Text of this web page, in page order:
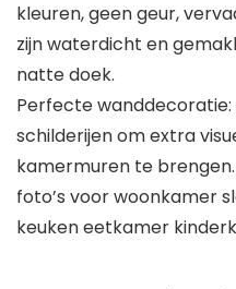
kleuren, geen geur,
zijn waterdicht en
natte doek.
Perfecte
schilderijen om extra
kamermuren te
foto’s voor woonkamer
keuken eetkamer